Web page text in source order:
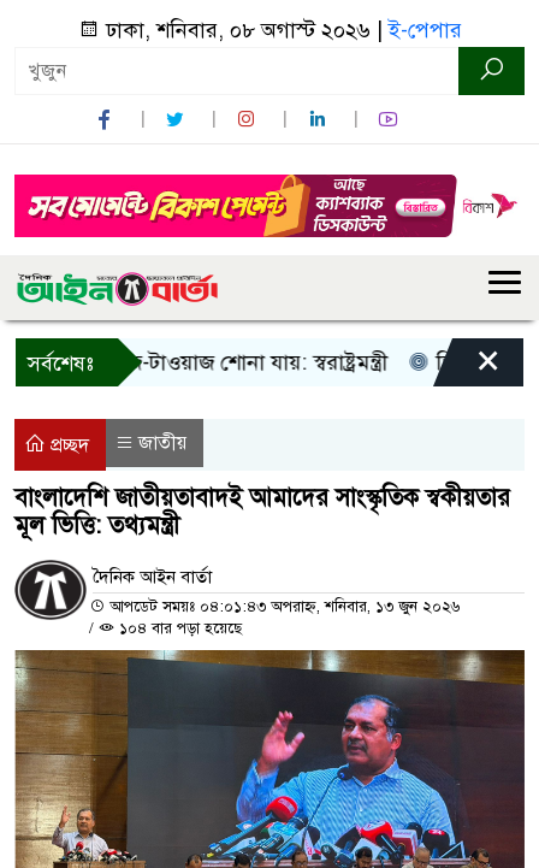
ঢাকা, শনিবার, ০৮ অগাস্ট ২০২৬ |ই-পেপার
সর্বশেষঃ
আওয়াজ-টাওয়াজ শোনা যায়: স্বরাষ্ট্রমন্ত্রী তিন দিনের
×
প্রচ্ছদ জাতীয়
বাংলাদেশি জাতীয়তাবাদই আমাদের সাংস্কৃতিক স্বকীয়তার
মূল ভিত্তি: তথ্যমন্ত্রী
দৈনিক আইন বার্তা
আপডেট সময়ঃ ০৪:০১:৪৩ অপরাহ্ন, শনিবার, ১৩ জুন ২০২৬
/
১০৪ বার পড়া হয়েছে